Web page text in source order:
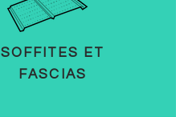
SOFFITES ET
FASCIAS